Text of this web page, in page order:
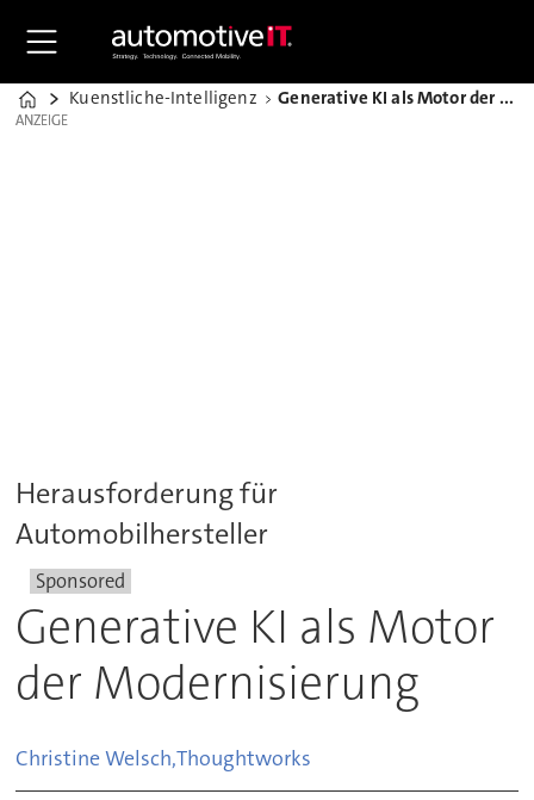
Home
Kuenstliche-Intelligenz Generative KI als Motor der Modernisierung
ANZEIGE
ANZEIGE
Herausforderung für
Automobilhersteller
Sponsored
Generative KI als Motor
der Modernisierung
Christine Welsch,Thoughtworks